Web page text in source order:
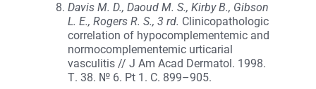
Davis M. D., Daoud M. S., Kirby B., Gibson
L. E., Rogers R. S., 3 rd. Clinicopathologic
correlation of hypocomplementemic and
normocomplementemic urticarial
vasculitis // J Am Acad Dermatol. 1998.
Т. 38. № 6. Pt 1. С. 899–905.